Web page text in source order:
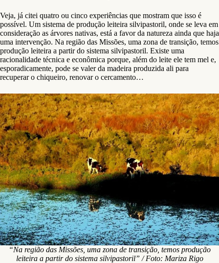
Veja, já citei quatro ou cinco experiências que mostram que isso é
possível. Um sistema de produção leiteira silvipastoril, onde se leva em
consideração as árvores nativas, está a favor da natureza ainda que haja
uma intervenção. Na região das Missões, uma zona de transição, temos
produção leiteira a partir do sistema silvipastoril. Existe uma
racionalidade técnica e econômica porque, além do leite ele tem mel e,
esporadicamente, pode se valer da madeira produzida ali para
recuperar o chiqueiro, renovar o cercamento…
“Na região das Missões, uma zona de transição, temos produção
leiteira a partir do sistema silvipastoril” / Foto: Mariza Rigo